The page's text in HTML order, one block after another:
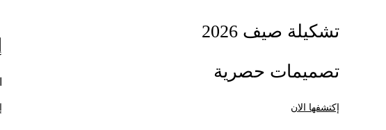
تشكيلة صيف 2026
تصميمات حصرية
إكتشفها الان